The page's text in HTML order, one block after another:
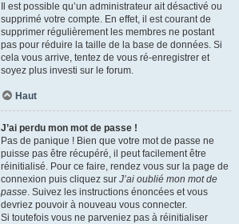
Il est possible qu’un administrateur ait désactivé ou
supprimé votre compte. En effet, il est courant de
supprimer régulièrement les membres ne postant
pas pour réduire la taille de la base de données. Si
cela vous arrive, tentez de vous ré-enregistrer et
soyez plus investi sur le forum.
Haut
J’ai perdu mon mot de passe !
Pas de panique ! Bien que votre mot de passe ne
puisse pas être récupéré, il peut facilement être
réinitialisé. Pour ce faire, rendez vous sur la page de
connexion puis cliquez sur J’ai oublié mon mot de
passe. Suivez les instructions énoncées et vous
devriez pouvoir à nouveau vous connecter.
Si toutefois vous ne parveniez pas à réinitialiser